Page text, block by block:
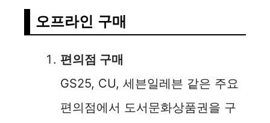
오프라인 구매
편의점 구매
GS25, CU, 세븐일레븐 같은 주요
편의점에서 도서문화상품권을 구